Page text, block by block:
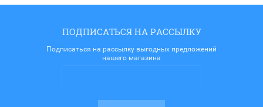
ПОДПИСАТЬСЯ НА РАССЫЛКУ
Подписаться на рассылку выгодных предложений
нашего магазина